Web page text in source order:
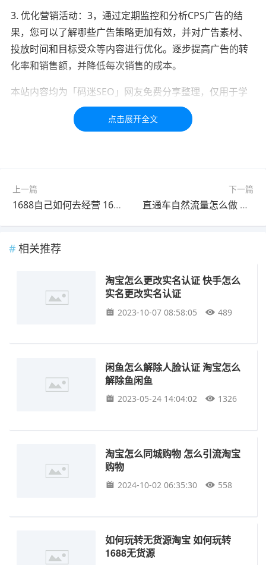
3. 优化营销活动：3，通过定期监控和分析CPS广告的结
果，您可以了解哪些广告策略更加有效，并对广告素材、
投放时间和目标受众等内容进行优化。逐步提高广告的转
化率和销售额，并降低每次销售的成本。
本站内容均为「码迷SEO」网友免费分享整理，仅用于学
习交流，如有疑问，请联系我们48小时处理！！！！
上一篇
1688自己如何去经营 1688新手如何经营
下一篇
直通车自然流量怎么做 自然流量怎么开直通车
相关推荐
淘宝怎么更改实名认证 快手怎么
实名更改实名认证
2023-10-07 08:58:05 489
闲鱼怎么解除人脸认证 淘宝怎么
解除鱼闲鱼
2023-05-24 14:04:02 1326
淘宝怎么同城购物 怎么引流淘宝
购物
2024-10-02 06:35:30 558
如何玩转无货源淘宝 如何玩转
1688无货源